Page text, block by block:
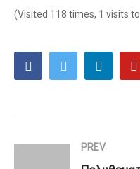
(Visited 118 times, 1 visits
PREV